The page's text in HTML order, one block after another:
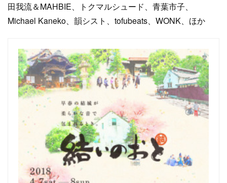
田我流＆MAHBIE、トクマルシュード、青葉市子、
Michael Kaneko、韻シスト、tofubeats、WONK、ほか